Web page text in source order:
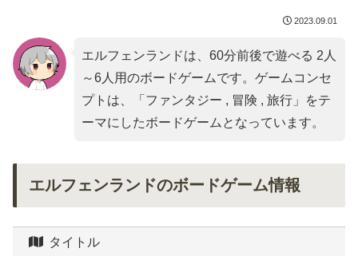
2023.09.01
エルフェンランドは、60分前後で遊べる 2人
～6人用のボードゲームです。ゲームコンセ
プトは、「 ファンタジー , 冒険 , 旅行」をテ
ーマにしたボードゲームとなっています。
エルフェンランドのボードゲーム情報
タイトル